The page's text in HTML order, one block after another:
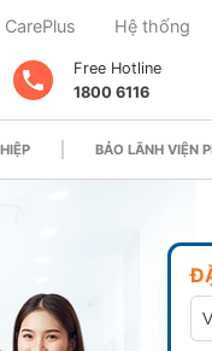
CarePlus Hệ thống
Free Hotline
1800 6116
BẢO LÃNH VIỆN